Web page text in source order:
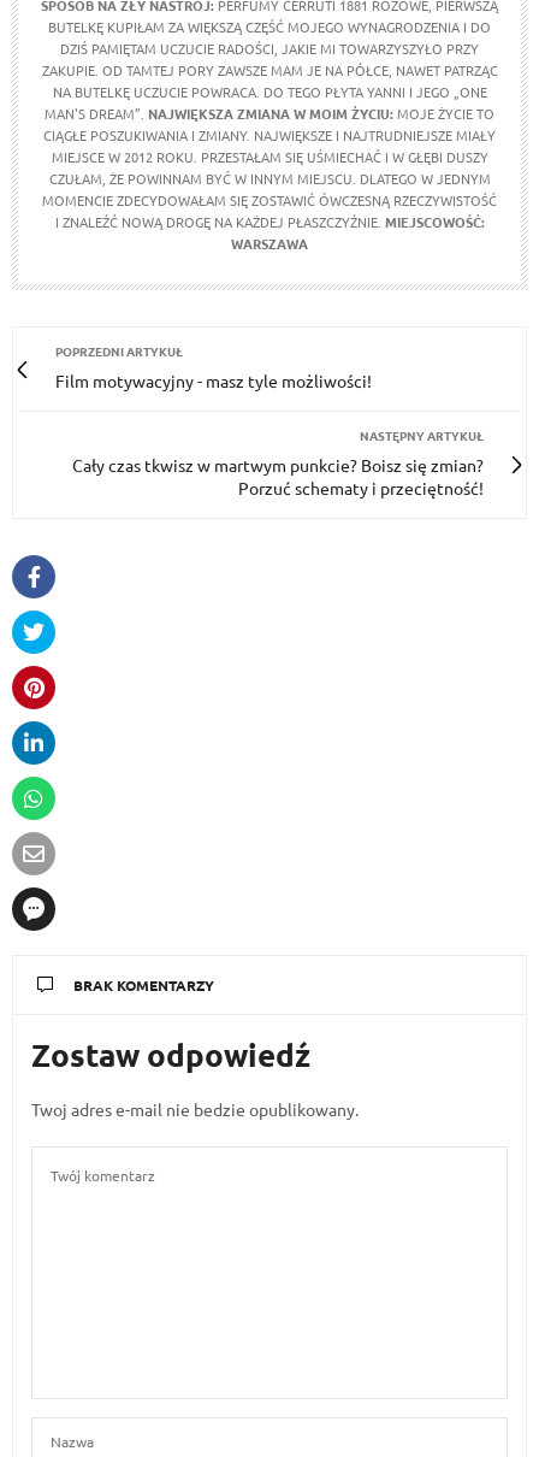
SPOSÓB NA ZŁY NASTRÓJ: PERFUMY CERRUTI 1881 RÓŻOWE, PIERWSZĄ
BUTELKĘ KUPIŁAM ZA WIĘKSZĄ CZĘŚĆ MOJEGO WYNAGRODZENIA I DO
DZIŚ PAMIĘTAM UCZUCIE RADOŚCI, JAKIE MI TOWARZYSZYŁO PRZY
ZAKUPIE. OD TAMTEJ PORY ZAWSZE MAM JE NA PÓŁCE, NAWET PATRZĄC
NA BUTELKĘ UCZUCIE POWRACA. DO TEGO PŁYTA YANNI I JEGO „ONE
MAN'S DREAM”. NAJWIĘKSZA ZMIANA W MOIM ŻYCIU:MOJE ŻYCIE TO
CIĄGŁE POSZUKIWANIA I ZMIANY. NAJWIĘKSZE I NAJTRUDNIEJSZE MIAŁY
MIEJSCE W 2012 ROKU. PRZESTAŁAM SIĘ UŚMIECHAĆ I W GŁĘBI DUSZY
CZUŁAM, ŻE POWINNAM BYĆ W INNYM MIEJSCU. DLATEGO W JEDNYM
MOMENCIE ZDECYDOWAŁAM SIĘ ZOSTAWIĆ ÓWCZESNĄ RZECZYWISTOŚĆ
I ZNALEŹĆ NOWĄ DROGĘ NA KAŻDEJ PŁASZCZYŹNIE. MIEJSCOWOŚĆ:
WARSZAWA
POPRZEDNI ARTYKUŁ
Film motywacyjny - masz tyle możliwości!
NASTĘPNY ARTYKUŁ
Cały czas tkwisz w martwym punkcie? Boisz się zmian?
Porzuć schematy i przeciętność!
BRAK KOMENTARZY
Zostaw odpowiedź
Twoj adres e-mail nie bedzie opublikowany.